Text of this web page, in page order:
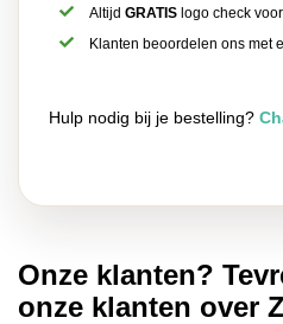
AltijdGRATIS logo check
Klanten beoordelen ons met
Hulp nodig bij je bestelling?
Onze klanten?
onze klanten over